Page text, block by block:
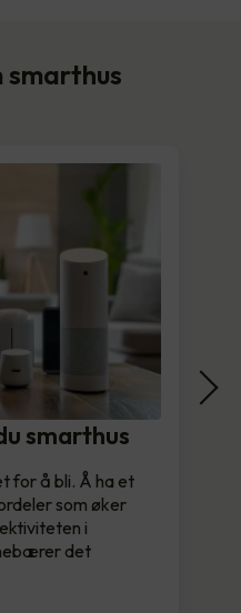
smarthus
smarthus
for å bli. Å ha et
som øker
i
det